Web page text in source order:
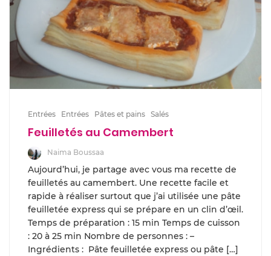
Entrées Entrées Pâtes et pains Salés
Feuilletés au Camembert
Naima Boussaa
Aujourd’hui, je partage avec vous ma recette de
feuilletés au camembert. Une recette facile et
rapide à réaliser surtout que j’ai utilisée une pâte
feuilletée express qui se prépare en un clin d’œil.
Temps de préparation : 15 min Temps de cuisson
: 20 à 25 min Nombre de personnes : –
Ingrédients : Pâte feuilletée express ou pâte […]